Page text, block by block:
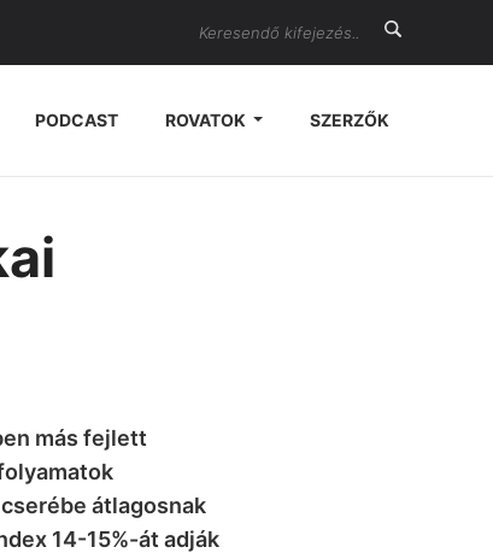
Search
PODCAST ROVATOK SZERZŐK
más fejlett
átlagosnak
14-15%-át adják